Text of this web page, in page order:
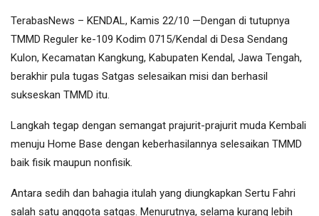
TerabasNews – KENDAL, Kamis 22/10 —Dengan di tutupnya
TMMD Reguler ke-109 Kodim 0715/Kendal di Desa Sendang
Kulon, Kecamatan Kangkung, Kabupaten Kendal, Jawa Tengah,
berakhir pula tugas Satgas selesaikan misi dan berhasil
sukseskan TMMD itu.
Langkah tegap dengan semangat prajurit-prajurit muda Kembali
menuju Home Base dengan keberhasilannya selesaikan TMMD
baik fisik maupun nonfisik.
Antara sedih dan bahagia itulah yang diungkapkan Sertu Fahri
salah satu anggota satgas. Menurutnya, selama kurang lebih